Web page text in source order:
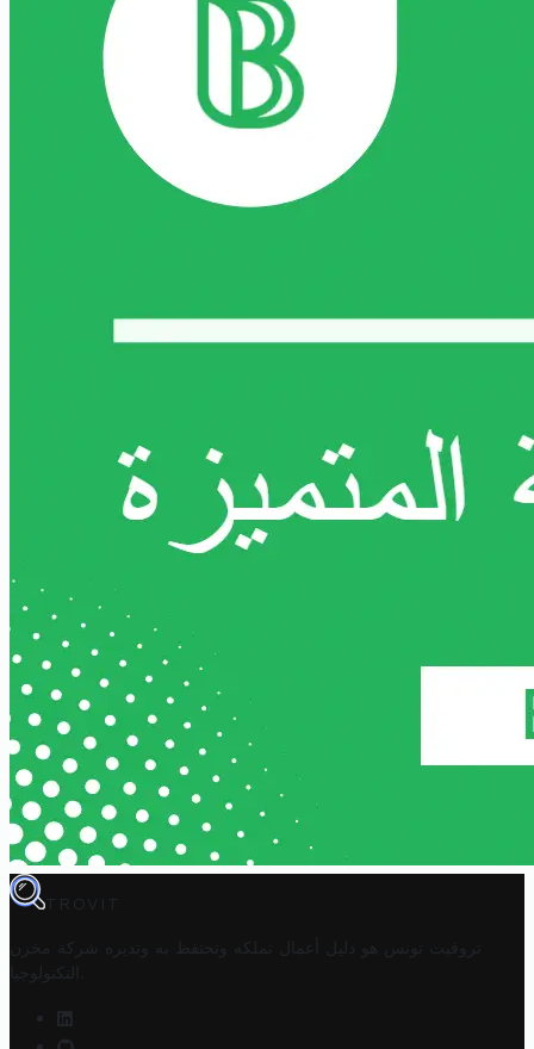
TROVIT
تروفيت تونس هو دليل أعمال تملكه وتحتفظ به وتديره
شركة مخزن
التكنولوجيا